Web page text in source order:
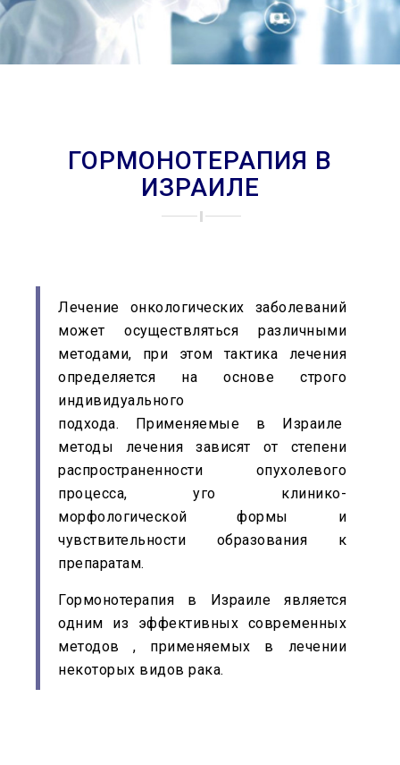
ГОРМОНОТЕРАПИЯ В
ИЗРАИЛЕ
Лечение онкологических заболеваний
может осуществляться различными
методами, при этом тактика лечения
определяется на основе строго
индивидуального
подхода. Применяемые в Израиле
методы лечения зависят от степени
распространенности опухолевого
процесса, уго клинико-
морфологической формы и
чувствительности образования к
препаратам.
Гормонотерапия в Израиле является
одним из эффективных современных
методов , применяемых в лечении
некоторых видов рака.